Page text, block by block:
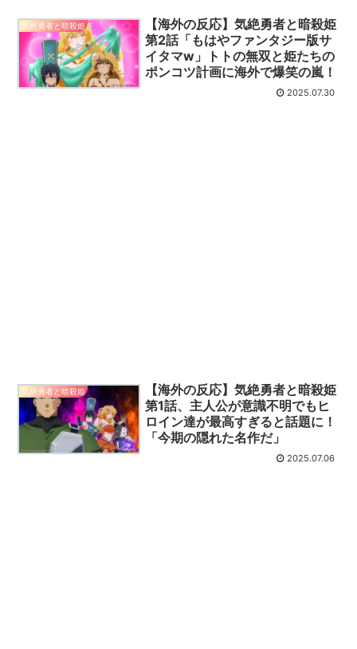
気絶勇者と暗殺姫
【海外の反応】気絶勇者と暗殺姫
第2話「もはやファンタジー版サ
イタマw」トトの無双と姫たちの
ポンコツ計画に海外で爆笑の嵐！
2025.07.30
気絶勇者と暗殺姫
【海外の反応】気絶勇者と暗殺姫
第1話、主人公が意識不明でもヒ
ロイン達が最高すぎると話題に！
「今期の隠れた名作だ」
2025.07.06